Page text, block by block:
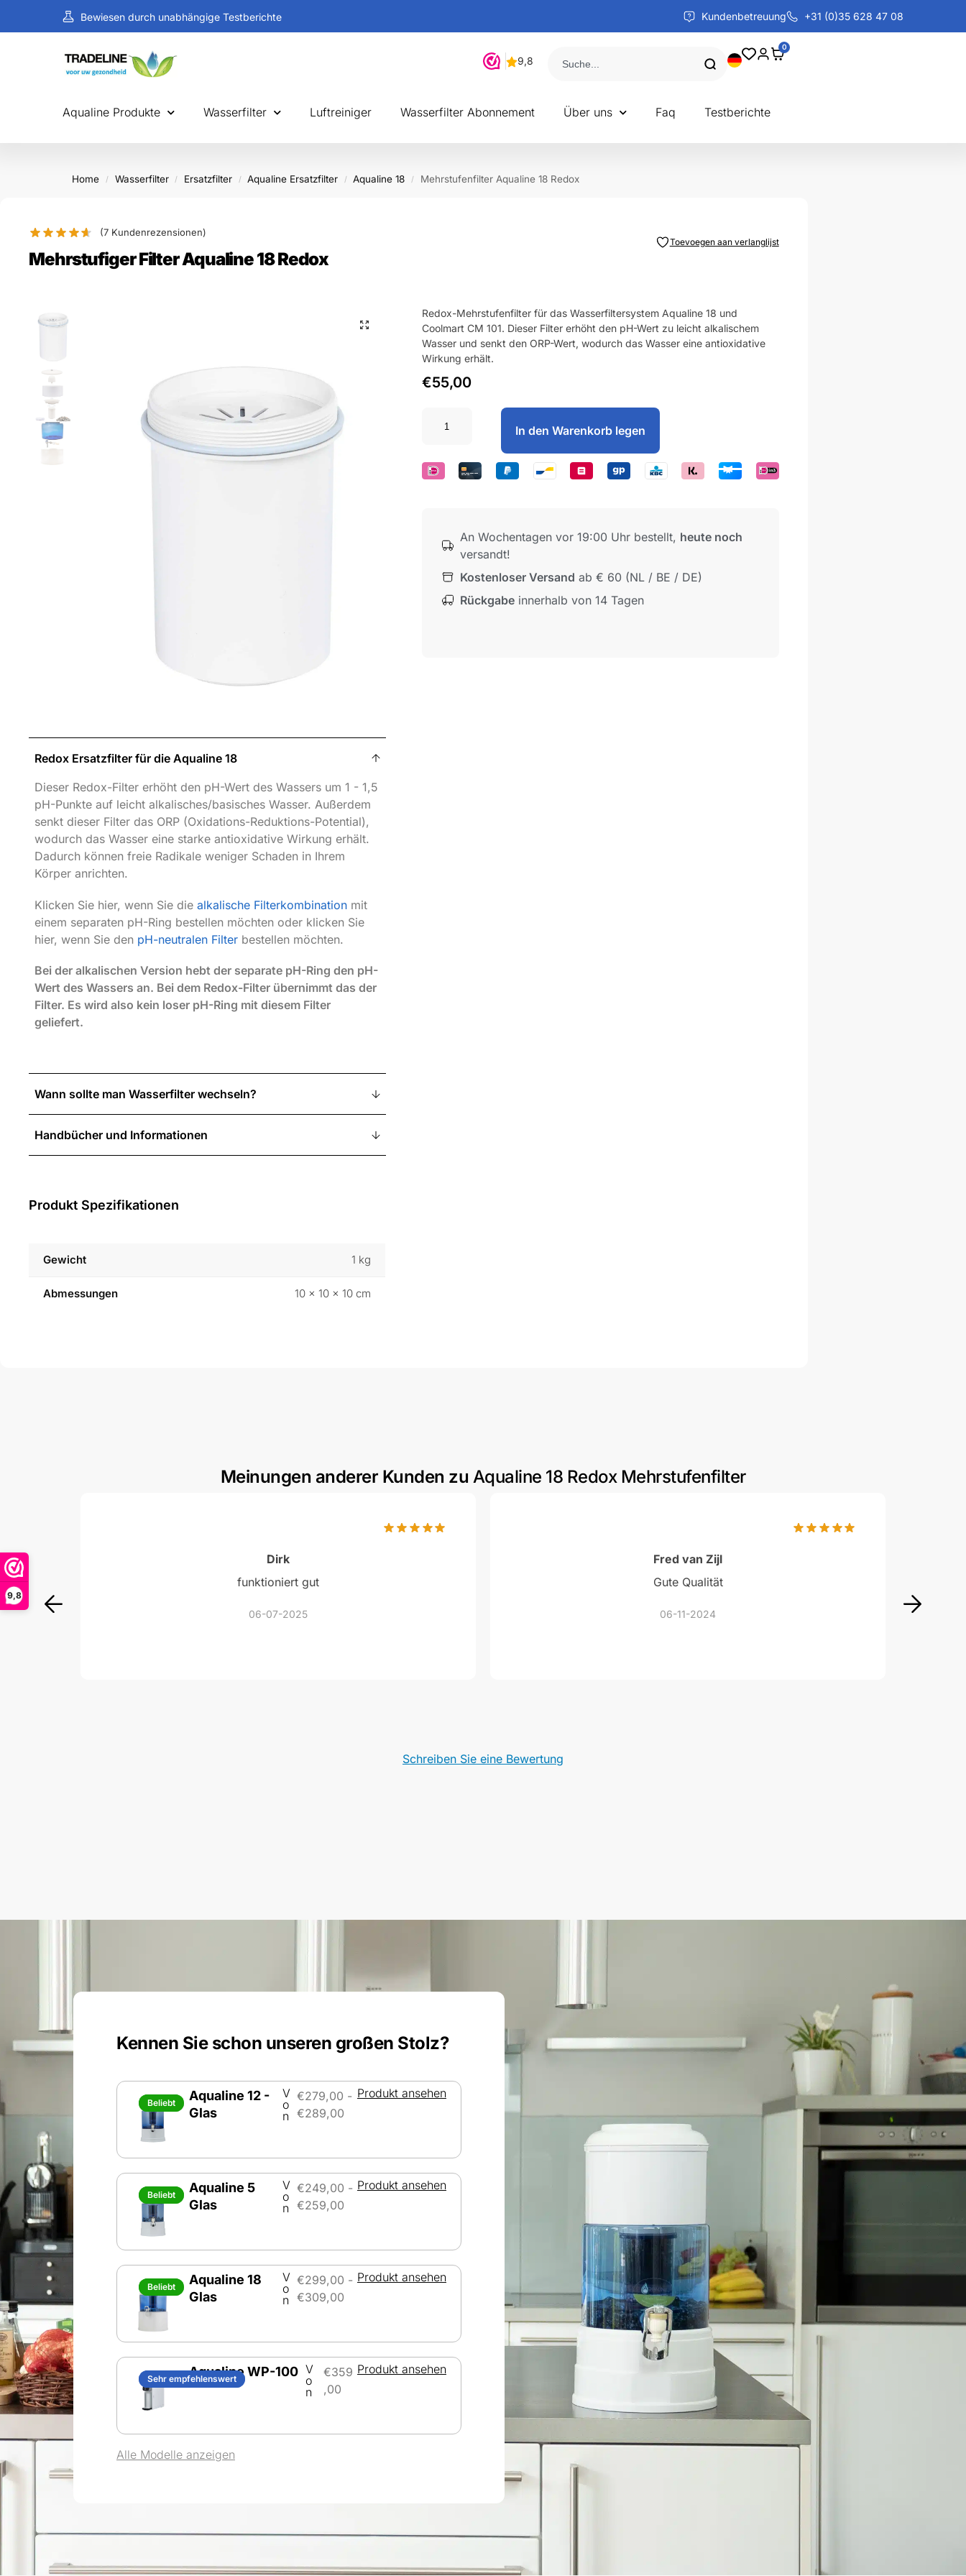
9,8
Bewiesen durch unabhängige Testberichte
An Werktagen vor 19:00 Uhr bestellt, heute noch versandt! Kundenbetreuung +31 (0)35 628 47 08
0
Aqualine Produkte Wasserfilter Luftreiniger Wasserfilter Abonnement Über uns Faq Testberichte
Home / Wasserfilter / Ersatzfilter / Aqualine Ersatzfilter / Aqualine 18 / Mehrstufenfilter Aqualine 18 Redox
(7 Kundenrezensionen)
Mehrstufiger Filter Aqualine 18 Redox
Redox Ersatzfilter für die Aqualine 18
Dieser Redox-Filter erhöht den pH-Wert des Wassers um 1 - 1,5
pH-Punkte auf leicht alkalisches/basisches Wasser. Außerdem
senkt dieser Filter das ORP (Oxidations-Reduktions-Potential),
wodurch das Wasser eine starke antioxidative Wirkung erhält.
Dadurch können freie Radikale weniger Schaden in Ihrem
Körper anrichten.
Klicken Sie hier, wenn Sie die alkalische Filterkombination mit
einem separaten pH-Ring bestellen möchten oder klicken Sie
hier, wenn Sie den pH-neutralen Filter bestellen möchten.
Bei der alkalischen Version hebt der separate pH-Ring den pH-
Wert des Wassers an. Bei dem Redox-Filter übernimmt das der
Filter. Es wird also kein loser pH-Ring mit diesem Filter
geliefert.
Wann sollte man Wasserfilter wechseln?
Handbücher und Informationen
Produkt Spezifikationen
Gewicht 1 kg
Abmessungen 10 × 10 × 10 cm
Toevoegen aan verlanglijst
Redox-Mehrstufenfilter für das Wasserfiltersystem Aqualine 18 und
Coolmart CM 101. Dieser Filter erhöht den pH-Wert zu leicht alkalischem
Wasser und senkt den ORP-Wert, wodurch das Wasser eine antioxidative
Wirkung erhält.
€55,00
In den Warenkorb legen
An Wochentagen vor 19:00 Uhr bestellt, heute noch
versandt!
Kostenloser Versand ab € 60 (NL / BE / DE)
Rückgabeinnerhalb von 14 Tagen
Meinungen anderer Kunden zu Aqualine 18 Redox Mehrstufenfilter
Dirk
funktioniert gut
06-07-2025
Fred van Zijl
Gute Qualität
06-11-2024
Bewertet mit
Schreiben Sie eine Bewertung
Kennen Sie schon unseren großen Stolz?
Beliebt
Beliebt
Aqualine 12 -
Glas
V
o
n
€279,00 -
€289,00
Produkt ansehen
Beliebt
Beliebt
Aqualine 5
Glas
V
o
n
€249,00 -
€259,00
Produkt ansehen
Beliebt
Beliebt
Aqualine 18
Glas
V
o
n
€299,00 -
€309,00
Produkt ansehen
Sehr empfehlenswert
Sehr empfehlenswert
Aqualine WP-100 V
o
n
€359
,00
Produkt ansehen
Alle Modelle anzeigen